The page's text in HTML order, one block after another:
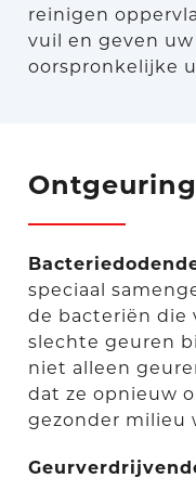
reinigen
vuil en geven
oorspronkelijke
Ontgeuring
speciaal
de bacteriën die
slechte geuren
niet alleen
dat ze opnieuw
gezonder milieu